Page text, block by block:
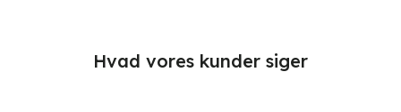
Hvad vores kunder siger